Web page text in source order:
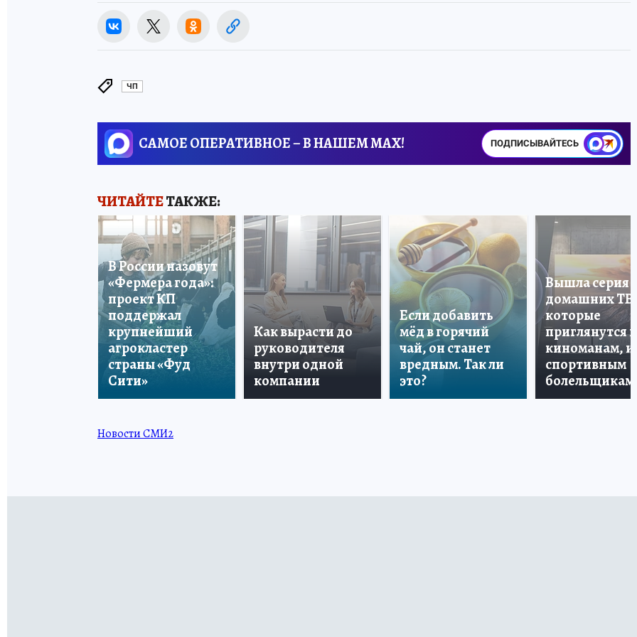
ЧП
САМОЕ ОПЕРАТИВНОЕ – В НАШЕМ MAX! ПОДПИСЫВАЙТЕСЬ
ЧИТАЙТЕТАКЖЕ:
В России назовут
«Фермера года»:
проект КП
поддержал
крупнейший
агрокластер
страны «Фуд
Сити»
Как вырасти до
руководителя
внутри одной
компании
Если добавить
мёд в горячий
чай, он станет
вредным. Так ли
это?
Вышла серия
домашних ТВ,
которые
приглянутся и
киноманам, и
спортивным
болельщикам
Новости СМИ2